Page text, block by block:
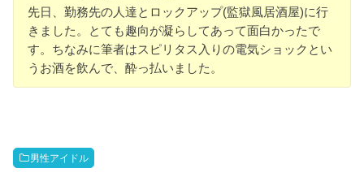
先日、勤務先の人達とロックアップ(監獄風居酒屋)に行
きました。とても趣向が凝らしてあって面白かったで
す。ちなみに筆者はスピリタス入りの電気ショックとい
うお酒を飲んで、酔っ払いました。
男性アイドル